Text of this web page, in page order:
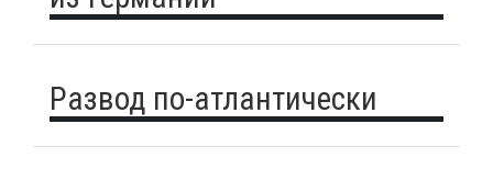
Развод по-атлантически